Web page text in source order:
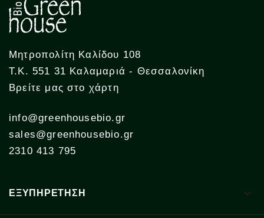
Μητροπολίτη Καλίδου 108
Τ.Κ. 551 31 Καλαμαριά - Θεσσαλονίκη
Βρείτε μας στο χάρτη
info@greenhousebio.gr
sales@greenhousebio.gr
2310 413 795
ΕΞΥΠΗΡΕΤΗΣΗ 